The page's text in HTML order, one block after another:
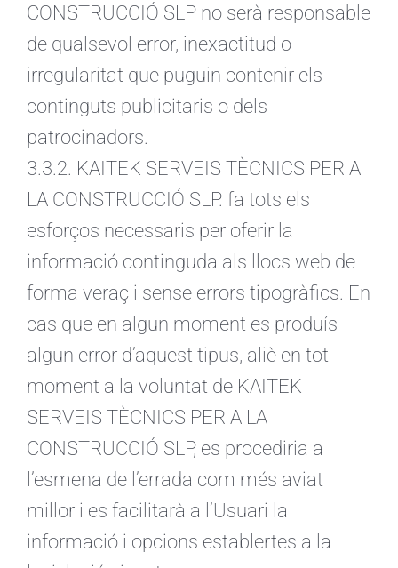
CONSTRUCCIÓ SLP no serà responsable
de qualsevol error, inexactitud o
irregularitat que puguin contenir els
continguts publicitaris o dels
patrocinadors.
3.3.2. KAITEK SERVEIS TÈCNICS PER A
LA CONSTRUCCIÓ SLP. fa tots els
esforços necessaris per oferir la
informació continguda als llocs web de
forma veraç i sense errors tipogràfics. En
cas que en algun moment es produís
algun error d’aquest tipus, aliè en tot
moment a la voluntat de KAITEK
SERVEIS TÈCNICS PER A LA
CONSTRUCCIÓ SLP, es procediria a
l’esmena de l’errada com més aviat
millor i es facilitarà a l’Usuari la
informació i opcions establertes a la